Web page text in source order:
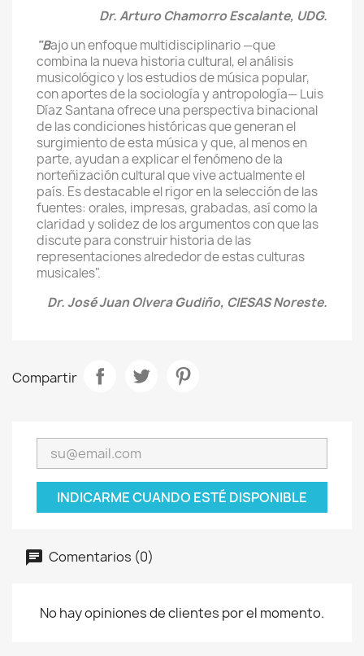
Dr. Arturo Chamorro Escalante, UDG.
"Bajo un enfoque multidisciplinario —que
combina la nueva historia cultural, el análisis
musicológico y los estudios de música popular,
con aportes de la sociología y antropología— Luis
Díaz Santana ofrece una perspectiva binacional
de las condiciones históricas que generan el
surgimiento de esta música y que, al menos en
parte, ayudan a explicar el fenómeno de la
norteñización cultural que vive actualmente el
país. Es destacable el rigor en la selección de las
fuentes: orales, impresas, grabadas, así como la
claridad y solidez de los argumentos con que las
discute para construir historia de las
representaciones alrededor de estas culturas
musicales".
Dr. José Juan Olvera Gudiño, CIESAS Noreste.
Compartir
INDICARME CUANDO ESTÉ DISPONIBLE
Comentarios (0)
No hay opiniones de clientes por el momento.